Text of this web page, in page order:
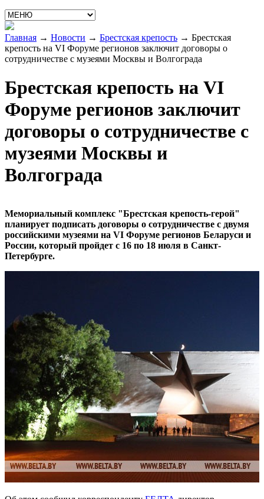
Главная → Новости → Брестская крепость → Брестская
крепость на VI Форуме регионов заключит договоры о
сотрудничестве с музеями Москвы и Волгограда
Брестская крепость на VI
Форуме регионов заключит
договоры о сотрудничестве с
музеями Москвы и
Волгограда
Мемориальный комплекс "Брестская крепость-герой"
планирует подписать договоры о сотрудничестве с двумя
российскими музеями на VI Форуме регионов Беларуси и
России, который пройдет с 16 по 18 июля в Санкт-
Петербурге.